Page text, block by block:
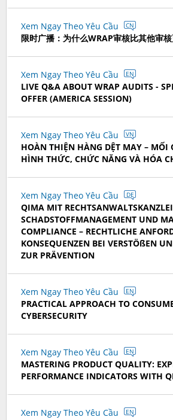
Xem Ngay Theo Yêu Cầu CN
限时广播：为什么WRAP审核比其他审
Xem Ngay Theo Yêu Cầu EN
LIVE Q&A ABOUT WRAP AUDITS -
OFFER (AMERICA SESSION)
Xem Ngay Theo Yêu Cầu VN
HOÀN THIỆN HÀNG DỆT MAY – MỐI
HÌNH THỨC, CHỨC NĂNG VÀ HÓA
Xem Ngay Theo Yêu Cầu DE
QIMA MIT
SCHADSTOFFMANAGEMENT UND
COMPLIANCE – RECHTLICHE
KONSEQUENZEN BEI VERSTÖßEN
ZUR PRÄVENTION
Xem Ngay Theo Yêu Cầu EN
PRACTICAL APPROACH TO
CYBERSECURITY
Xem Ngay Theo Yêu Cầu EN
MASTERING PRODUCT QUALITY:
PERFORMANCE INDICATORS WITH
Xem Ngay Theo Yêu Cầu EN